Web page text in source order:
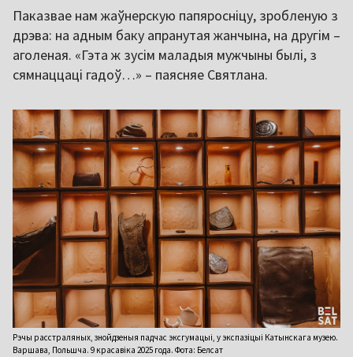
Паказвае нам жаўнерскую папяросніцу, зробленую з
дрэва: на адным баку апранутая жанчына, на другім –
аголеная. «Гэта ж зусім маладыя мужчыны былі, з
сямнаццаці гадоў…» – паясняе Святлана.
Рэчы расстраляных, знойдзеныя падчас эксгумацыі, у экспазіцыі Катынскага музею.
Варшава, Польшча. 9 красавіка 2025 года. Фота: Белсат